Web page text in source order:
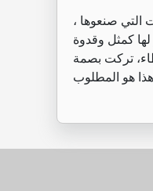
التي صنعوها ،
كمثل وقدوة
تركت بصمة